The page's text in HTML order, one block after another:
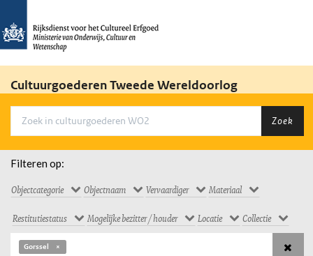
Cultuurgoederen Tweede Wereldoorlog
Zoek
Filteren op:
Objectcategorie Objectnaam Vervaardiger Materiaal
Restitutiestatus Mogelijke bezitter / houder Locatie Collectie
Gorssel